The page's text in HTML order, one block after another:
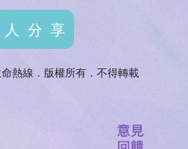
分享
熱線．版權所有．不得轉載